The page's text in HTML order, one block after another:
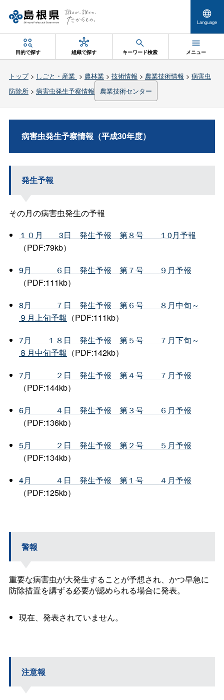
Language
目的で探す 組織で探す キーワード検索 メニュー
トップ> しごと・産業 > 農林業> 技術情報 > 農業技術情報 > 病害虫
防除所> 病害虫発生予察情報 農業技術センター
病害虫発生予察情報（平成30年度）
発生予報
その月の病害虫発生の予報
１０ 月 3日 発生予報 第８号
１0月予報
（PDF:79kb）
9月 ６ 日 発生予報 第７号
９月予報
（PDF:111kb）
8月 ７ 日 発生予報 第６号
８月中旬～
９月上旬予報 （PDF:111kb）
7月 １８ 日 発生予報 第５号
７月下旬～
８月中旬予報 （PDF:142kb）
7月 ２ 日 発生予報 第４号
７月予報
（PDF:144kb）
6月 ４ 日 発生予報 第３号
６月予報
（PDF:136kb）
5月 ２ 日 発生予報 第２号
５月予報
（PDF:134kb）
4月 ４ 日 発生予報 第１ 号
４月予報
（PDF:125kb）
警報
重要な病害虫が大発生することが予想され、かつ早急に
防除措置を講ずる必要が認められる場合に発表。
現在、発表されていません。
注意報